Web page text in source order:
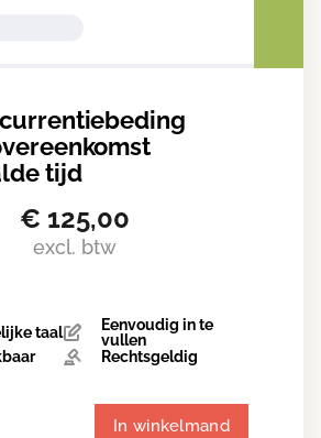
tijd
€ 125,00
excl. btw
taal
Eenvoudig in te
vullen
Rechtsgeldig
In winkelmand